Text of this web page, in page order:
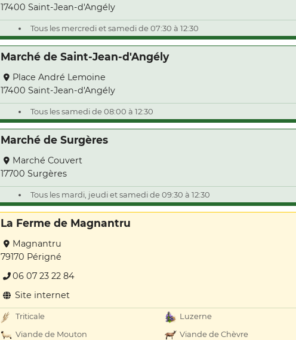
17400 Saint-Jean-d'Angély
Tous les mercredi et samedi de 07:30 à 12:30
Marché de Saint-Jean-d'Angély
Place André Lemoine
17400 Saint-Jean-d'Angély
Tous les samedi de 08:00 à 12:30
Marché de Surgères
Marché Couvert
17700 Surgères
Tous les mardi, jeudi et samedi de 09:30 à 12:30
La Ferme de Magnantru
Magnantru
79170 Périgné
06 07 23 22 84
Site internet
Triticale
Luzerne
Viande de Mouton
Viande de Chèvre